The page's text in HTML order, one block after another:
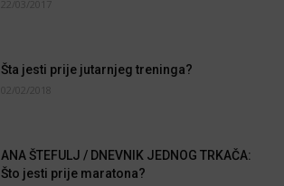
22/03/2017
Šta jesti prije jutarnjeg treninga?
02/02/2018
ANA ŠTEFULJ / DNEVNIK JEDNOG TRKAČA:
Što jesti prije maratona?